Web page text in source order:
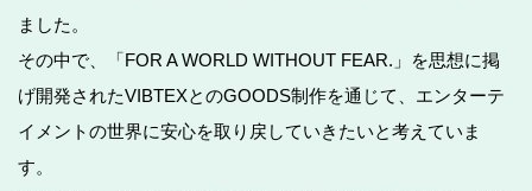
ました。
その中で、「FOR A WORLD WITHOUT FEAR.」を思想に掲
げ開発されたVIBTEXとのGOODS制作を通じて、エンターテ
イメントの世界に安心を取り戻していきたいと考えていま
す。